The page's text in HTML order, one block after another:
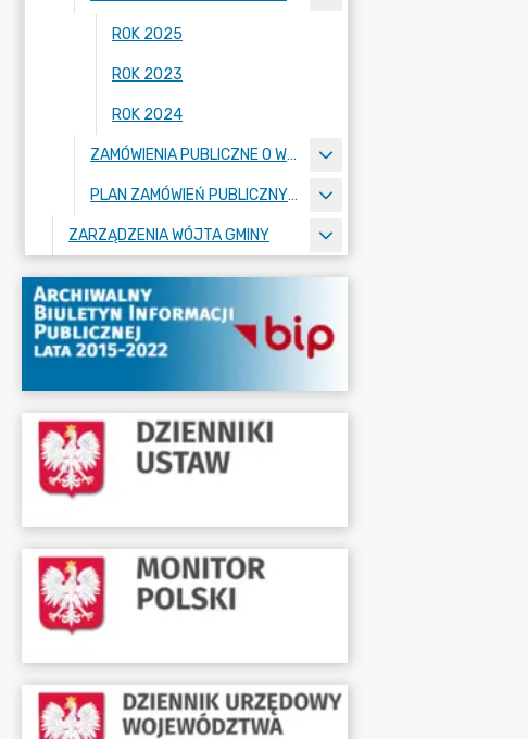
ROK 2025
ROK 2023
ROK 2024
ZAMÓWIENIA PUBLICZNE O WARTOŚCI PONIŻEJ 130000 ZŁ
PLAN ZAMÓWIEŃ PUBLICZNYCH
ZARZĄDZENIA WÓJTA GMINY